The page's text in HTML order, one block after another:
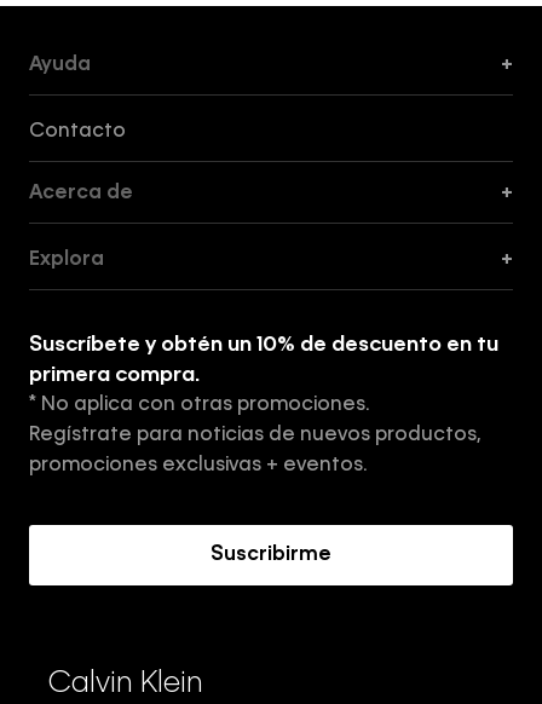
Ayuda +
Contacto
Acerca de +
Tiendas
Aviso de privacidad
Términos y Condiciones
Explora +
Suscríbete y obtén un 10% de descuento en tu
primera compra.
* No aplica con otras promociones.
Regístrate para noticias de nuevos productos,
promociones exclusivas + eventos.
Suscribirme
Calvin Klein